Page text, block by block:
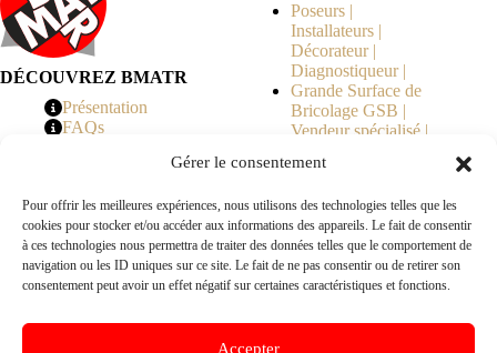
Gérer le consentement
Pour offrir les meilleures expériences, nous utilisons des technologies telles que les
cookies pour stocker et/ou accéder aux informations des appareils. Le fait de consentir
à ces technologies nous permettra de traiter des données telles que le comportement de
navigation ou les ID uniques sur ce site. Le fait de ne pas consentir ou de retirer son
consentement peut avoir un effet négatif sur certaines caractéristiques et fonctions.
Accepter
DÉCOUVREZ BMATR
Présentation
FAQs
Poseurs |
Installateurs |
Décorateur |
Diagnostiqueur |
Grande Surface de
Bricolage GSB |
Vendeur spécialisé |
Copropriété | MOE |
en Travaux |
Fabricants | Marque |
© 2026 BMATR® — Tous droits réservés.